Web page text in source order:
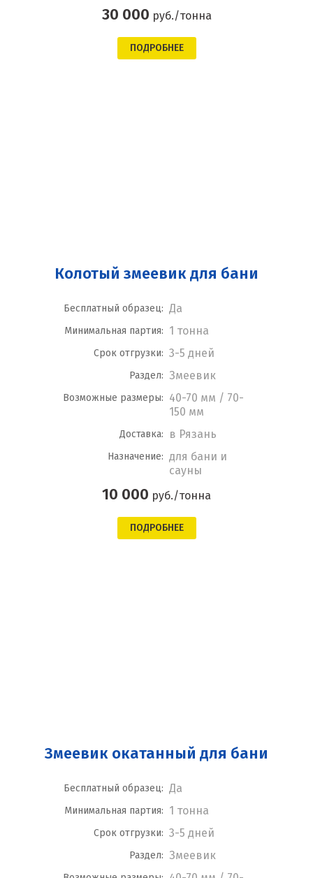
30 000 руб./тонна
ПОДРОБНЕЕ
Колотый змеевик для бани
Бесплатный образец: Да
Минимальная партия: 1 тонна
Срок отгрузки: 3-5 дней
Раздел: Змеевик
Возможные размеры: 40-70 мм / 70-
150 мм
Доставка: в Рязань
Назначение: для бани и
сауны
10 000 руб./тонна
ПОДРОБНЕЕ
Змеевик окатанный для бани
Бесплатный образец: Да
Минимальная партия: 1 тонна
Срок отгрузки: 3-5 дней
Раздел: Змеевик